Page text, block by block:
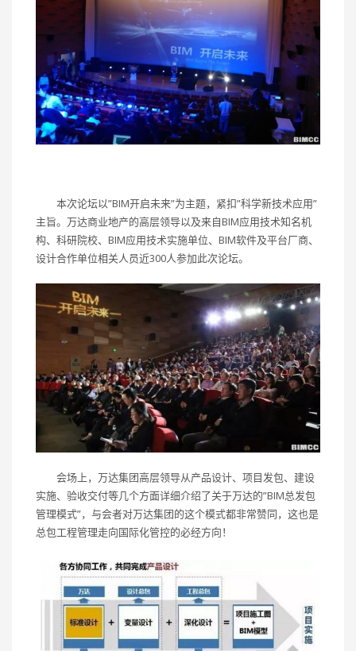
本次论坛以”BIM开启未来”为主题，紧扣”科学新技术应用”
主旨。万达商业地产的高层领导以及来自BIM应用技术知名机
构、科研院校、BIM应用技术实施单位、BIM软件及平台厂商、
设计合作单位相关人员近300人参加此次论坛。
会场上，万达集团高层领导从产品设计、项目发包、建设
实施、验收交付等几个方面详细介绍了关于万达的”BIM总发包
管理模式”，与会者对万达集团的这个模式都非常赞同，这也是
总包工程管理走向国际化管控的必经方向！